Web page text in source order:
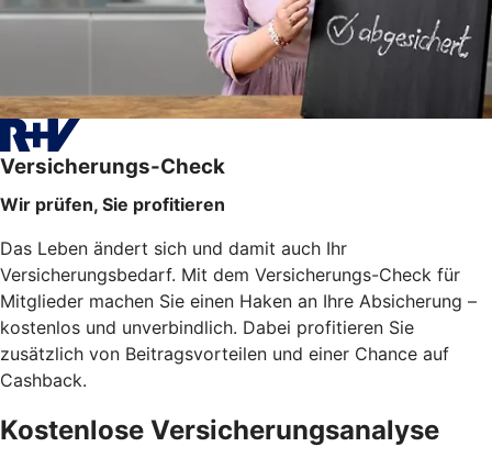
Versicherungs-Check
Wir prüfen, Sie profitieren
Das Leben ändert sich und damit auch Ihr
Versicherungsbedarf. Mit dem Versicherungs-Check für
Mitglieder machen Sie einen Haken an Ihre Absicherung –
kostenlos und unverbindlich. Dabei profitieren Sie
zusätzlich von Beitragsvorteilen und einer Chance auf
Cashback.
Kostenlose Versicherungsanalyse